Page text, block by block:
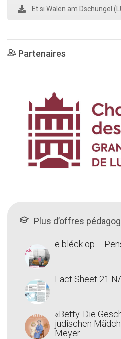
Et si Walen am Dschungel
Partenaires
Plus d’offres
e bléck op …
Fact Sheet 21
«Betty. Die
jüdischen
Meyer